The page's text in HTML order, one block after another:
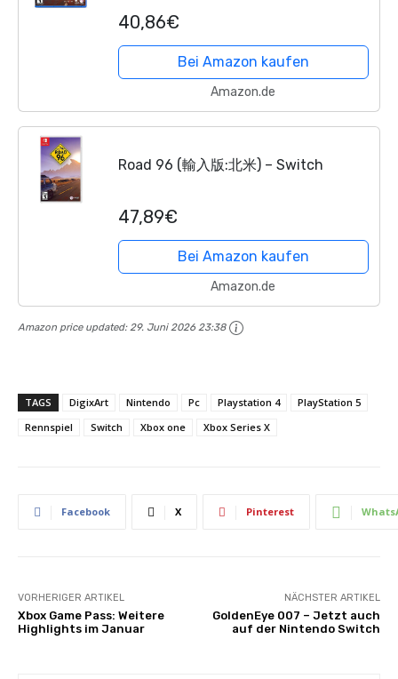
40,86€
Bei Amazon kaufen
Amazon.de
Road 96 (輸入版:北米) – Switch
47,89€
Bei Amazon kaufen
Amazon.de
Amazon price updated:29. Juni 2026 23:38
TAGS DigixArt Nintendo Pc Playstation 4
PlayStation 5
Rennspiel
Switch Xbox one Xbox Series X
Facebook X Pinterest
VORHERIGER ARTIKEL
Xbox Game Pass: Weitere
Highlights im Januar
NÄCHSTER ARTIKEL
GoldenEye 007 – Jetzt auch
auf der Nintendo Switch